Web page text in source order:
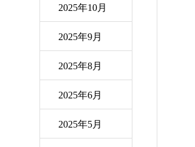
2025年10月
2025年9月
2025年8月
2025年6月
2025年5月